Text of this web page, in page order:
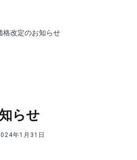
格改定のお知らせ
らせ
年1月31日